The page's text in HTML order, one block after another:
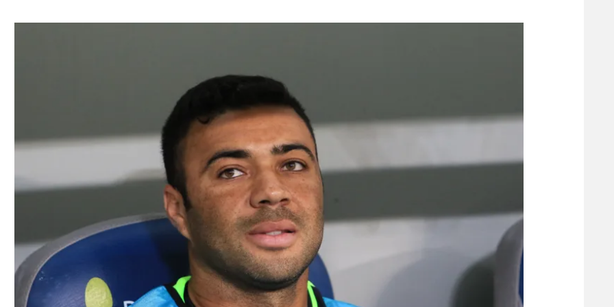
גיימינג E-Sports
תקנון פעילות ספורט 1
רשיון להקרנה פומבית לבית עסק
הצטרפות לחבילת הערוצים
לוח דרושים – ג'ובנט
הפועל תל אביב
מכבי נתניה
בני יהודה
ליגה סינית